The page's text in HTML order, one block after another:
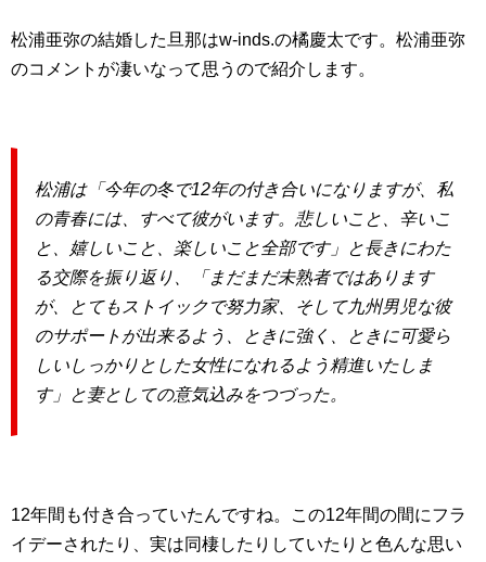
松浦亜弥の結婚した旦那はw-inds.の橘慶太です。松浦亜弥
のコメントが凄いなって思うので紹介します。
松浦は「今年の冬で12年の付き合いになりますが、私
の青春には、すべて彼がいます。悲しいこと、辛いこ
と、嬉しいこと、楽しいこと全部です」と長きにわた
る交際を振り返り、「まだまだ未熟者ではあります
が、とてもストイックで努力家、そして九州男児な彼
のサポートが出来るよう、ときに強く、ときに可愛ら
しいしっかりとした女性になれるよう精進いたしま
す」と妻としての意気込みをつづった。
12年間も付き合っていたんですね。この12年間の間にフラ
イデーされたり、実は同棲したりしていたりと色んな思い